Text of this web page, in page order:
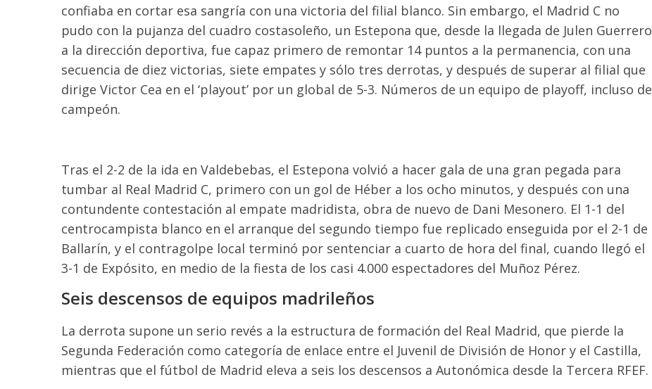
confiaba en cortar esa sangría con una victoria del filial blanco. Sin embargo, el Madrid C no
pudo con la pujanza del cuadro costasoleño, un Estepona que, desde la llegada de Julen Guerrero
a la dirección deportiva, fue capaz primero de remontar 14 puntos a la permanencia, con una
secuencia de diez victorias, siete empates y sólo tres derrotas, y después de superar al filial que
dirige Victor Cea en el ‘playout’ por un global de 5-3. Números de un equipo de playoff, incluso de
campeón.
Tras el 2-2 de la ida en Valdebebas, el Estepona volvió a hacer gala de una gran pegada para
tumbar al Real Madrid C, primero con un gol de Héber a los ocho minutos, y después con una
contundente contestación al empate madridista, obra de nuevo de Dani Mesonero. El 1-1 del
centrocampista blanco en el arranque del segundo tiempo fue replicado enseguida por el 2-1 de
Ballarín, y el contragolpe local terminó por sentenciar a cuarto de hora del final, cuando llegó el
3-1 de Expósito, en medio de la fiesta de los casi 4.000 espectadores del Muñoz Pérez.
Seis descensos de equipos madrileños
La derrota supone un serio revés a la estructura de formación del Real Madrid, que pierde la
Segunda Federación como categoría de enlace entre el Juvenil de División de Honor y el Castilla,
mientras que el fútbol de Madrid eleva a seis los descensos a Autonómica desde la Tercera RFEF.